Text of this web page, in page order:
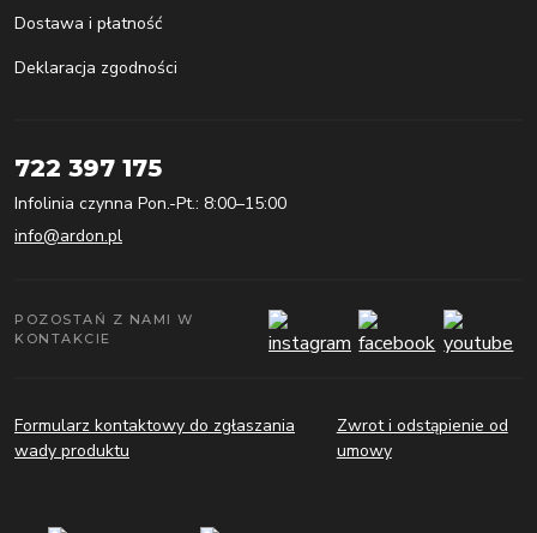
Dostawa i płatność
Deklaracja zgodności
722 397 175
Infolinia czynna Pon.-Pt.: 8:00–15:00
info@ardon.pl
POZOSTAŃ Z NAMI W
KONTAKCIE
Formularz kontaktowy do zgłaszania
wady produktu
Zwrot i odstąpienie od
umowy